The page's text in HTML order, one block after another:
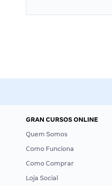
GRAN CURSOS ONLINE
Quem Somos
Como Funciona
Como Comprar
Loja Social